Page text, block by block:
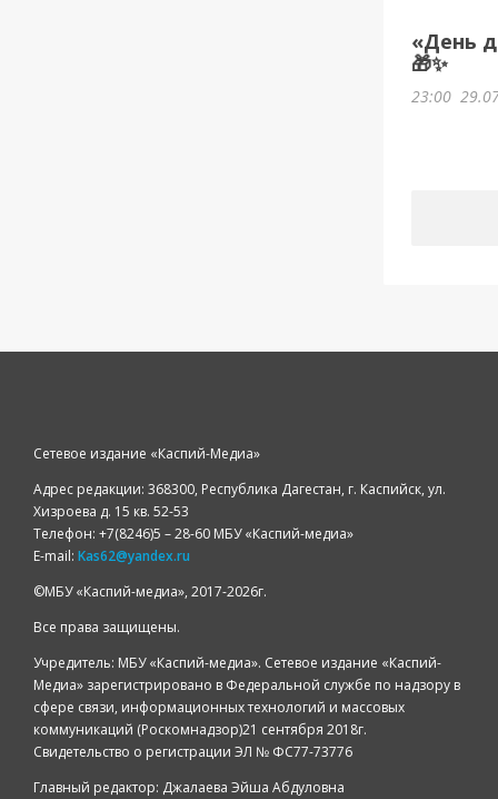
«День
🎁✨
23:00
Сетевое издание «Каспий-Медиа»
Адрес редакции: 368300, Республика Дагестан, г. Каспийск, ул.
Хизроева д. 15 кв. 52-53
Телефон: +7(8246)5 – 28-60 МБУ «Каспий-медиа»
E-mail: Kas62@yandex.ru
©️МБУ «Каспий-медиа», 2017-2026г.
Все права защищены.
Учредитель: МБУ «Каспий-медиа». Сетевое издание «Каспий-
Медиа» зарегистрировано в Федеральной службе по надзору в
сфере связи, информационных технологий и массовых
коммуникаций (Роскомнадзор)21 сентября 2018г.
Свидетельство о регистрации ЭЛ № ФС77-73776
Главный редактор: Джалаева Эйша Абдуловна